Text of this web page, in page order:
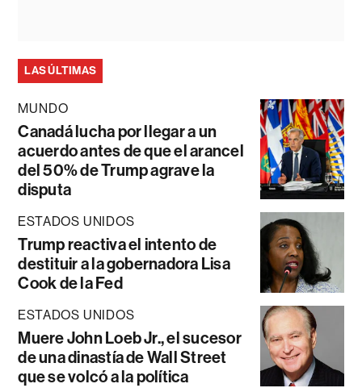
LAS ÚLTIMAS
MUNDO
Canadá lucha por llegar a un
acuerdo antes de que el arancel
del 50% de Trump agrave la
disputa
ESTADOS UNIDOS
Trump reactiva el intento de
destituir a la gobernadora Lisa
Cook de la Fed
ESTADOS UNIDOS
Muere John Loeb Jr., el sucesor
de una dinastía de Wall Street
que se volcó a la política